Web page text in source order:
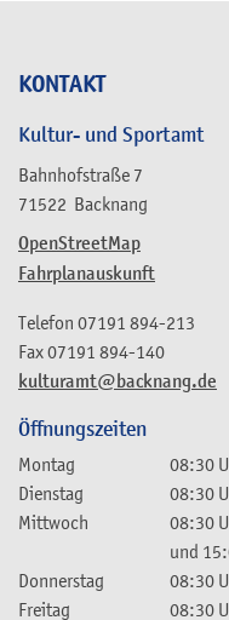
KONTAKT
Kultur- und Sportamt
Bahnhofstraße 7
71522 Backnang
OpenStreetMap
Fahrplanauskunft
kulturamt@backnang.de
Telefon 07191 894-213
Fax07191 894-140
Öffnungszeiten
Montag 08:30
Dienstag
08:30
Mittwoch
08:30
und
Donnerstag
08:30
Freitag
08:30